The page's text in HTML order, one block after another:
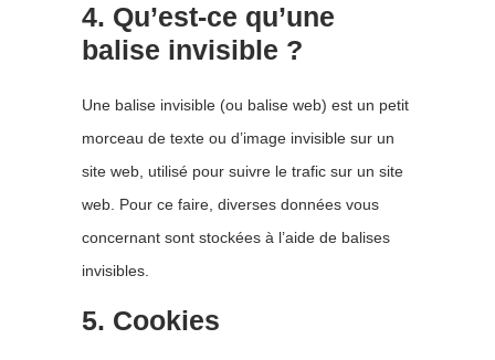
4. Qu’est-ce qu’une
balise invisible ?
Une balise invisible (ou balise web) est un petit
morceau de texte ou d’image invisible sur un
site web, utilisé pour suivre le trafic sur un site
web. Pour ce faire, diverses données vous
concernant sont stockées à l’aide de balises
invisibles.
5. Cookies